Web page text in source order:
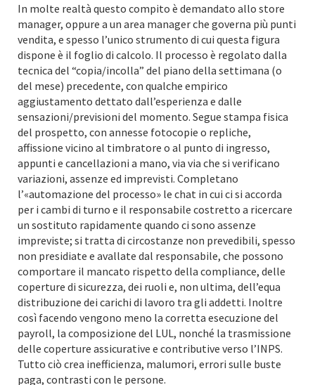
In molte realtà questo compito è demandato allo store
manager, oppure a un area manager che governa più punti
vendita, e spesso l’unico strumento di cui questa figura
dispone è il foglio di calcolo. Il processo è regolato dalla
tecnica del “copia/incolla” del piano della settimana (o
del mese) precedente, con qualche empirico
aggiustamento dettato dall’esperienza e dalle
sensazioni/previsioni del momento. Segue stampa fisica
del prospetto, con annesse fotocopie o repliche,
affissione vicino al timbratore o al punto di ingresso,
appunti e cancellazioni a mano, via via che si verificano
variazioni, assenze ed imprevisti. Completano
l’«automazione del processo» le chat in cui ci si accorda
per i cambi di turno e il responsabile costretto a ricercare
un sostituto rapidamente quando ci sono assenze
impreviste; si tratta di circostanze non prevedibili, spesso
non presidiate e avallate dal responsabile, che possono
comportare il mancato rispetto della compliance, delle
coperture di sicurezza, dei ruoli e, non ultima, dell’equa
distribuzione dei carichi di lavoro tra gli addetti. Inoltre
così facendo vengono meno la corretta esecuzione del
payroll, la composizione del LUL, nonché la trasmissione
delle coperture assicurative e contributive verso l’INPS.
Tutto ciò crea inefficienza, malumori, errori sulle buste
paga, contrasti con le persone.